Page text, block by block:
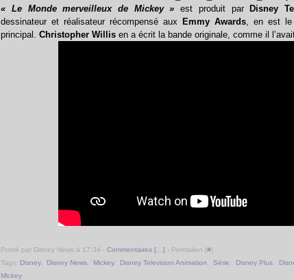
« Le Monde merveilleux de Mickey » est produit par Disney
dessinateur et réalisateur récompensé aux
Emmy Awards, en est le
principal.Christopher Willis en a écrit la bande originale, comme il
Posté par Disney News à 17:34 -Commentaires [ …] - Permalien [#]
Tags: Disney, Disney News Mickey, Disney Television Animation ,Série Disney Plus
Mickey